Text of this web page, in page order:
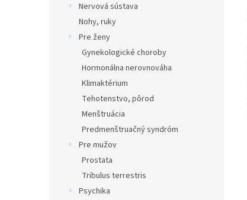
Nervová sústava
Nohy, ruky
Pre ženy
Gynekologické choroby
Hormonálna nerovnováha
Klimaktérium
Tehotenstvo, pôrod
Menštruácia
Predmenštruačný syndróm
Pre mužov
Prostata
Tribulus terrestris
Psychika